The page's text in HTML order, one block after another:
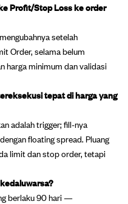
Profit/Stop Loss ke order
setelah
Order, selama belum
harga minimum dan validasi
tepat di harga yang
adalah trigger; fill-nya
floating spread. Pluang
limit dan stop order, tetapi
berlaku 90 hari —